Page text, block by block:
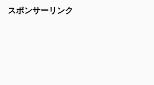
スポンサーリンク